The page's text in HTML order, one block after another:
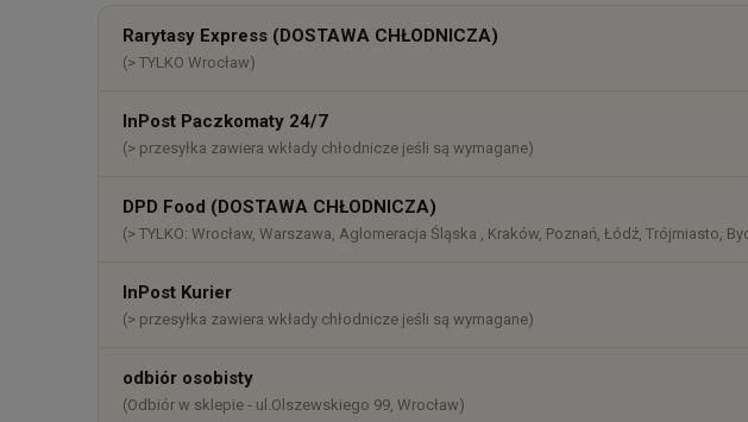
Cena nie zawiera ewentualnych kosztów
Rarytasy Express (DOSTAWA CHŁODNICZA)
(> TYLKO Wrocław)
InPost Paczkomaty 24/7
(> przesyłka zawiera wkłady chłodnicze jeśli są wymagane)
DPD Food (DOSTAWA CHŁODNICZA)
(> TYLKO: Wrocław, Warszawa, Aglomeracja Śląska , Kraków, Poznań, Łódź, Trójmiasto,
InPost Kurier
(> przesyłka zawiera wkłady chłodnicze jeśli są wymagane)
odbiór osobisty
(Odbiór w sklepie - ul.Olszewskiego 99, Wrocław)